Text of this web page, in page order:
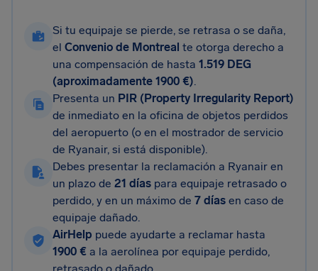
Si tu equipaje se pierde, se retrasa o se daña,
el Convenio de Montreal te otorga derecho a
una compensación de hasta 1.519 DEG
(aproximadamente 1900 €).
Presenta un PIR (Property Irregularity Report)
de inmediato en la oficina de objetos perdidos
del aeropuerto (o en el mostrador de servicio
de Ryanair, si está disponible).
Debes presentar la reclamación a Ryanair en
un plazo de 21 días para equipaje retrasado o
perdido, y en un máximo de 7 días en caso de
equipaje dañado.
AirHelp puede ayudarte a reclamar hasta
1900 € a la aerolínea por equipaje perdido,